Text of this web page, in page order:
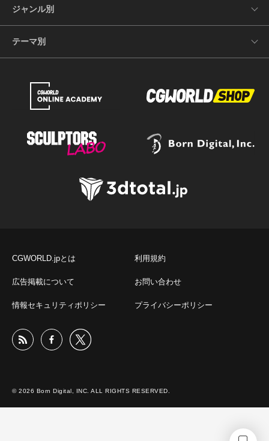
ジャンル別
テーマ別
CGWORLD.jpとは 利用規約
広告掲載について お問い合わせ
情報セキュリティポリシー プライバシーポリシー
© 2026 Born Digital, INC. ALL RIGHTS RESERVED.